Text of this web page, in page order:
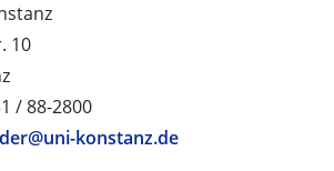
10
/ 88-2800
konstanz.de